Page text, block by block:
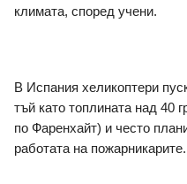
климата, според учени.
В Испания хеликоптери
тъй като топлината над 40
по Фаренхайт) и често
работата на пожарникарите.